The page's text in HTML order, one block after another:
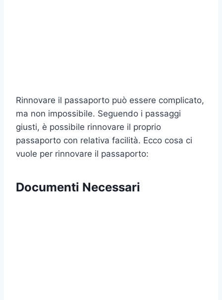
Rinnovare il passaporto può essere complicato,
ma non impossibile. Seguendo i passaggi
giusti, è possibile rinnovare il proprio
passaporto con relativa facilità. Ecco cosa ci
vuole per rinnovare il passaporto:
Documenti Necessari